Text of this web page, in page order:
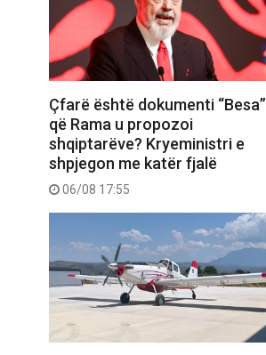
Çfarë është dokumenti “Besa”
që Rama u propozoi
shqiptarëve? Kryeministri e
shpjegon me katër fjalë
06/08 17:55